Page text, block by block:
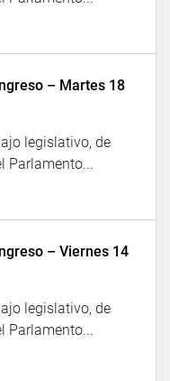
– Martes 18
legislativo, de
Parlamento...
– Viernes 14
legislativo, de
Parlamento...